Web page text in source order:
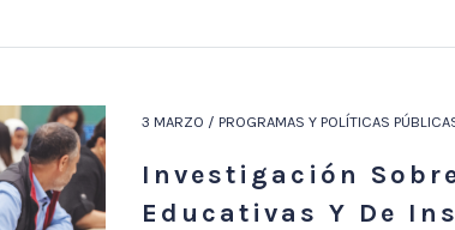
3 MARZO / PROGRAMAS Y POLÍTICAS
Investigación
Educativas Y De